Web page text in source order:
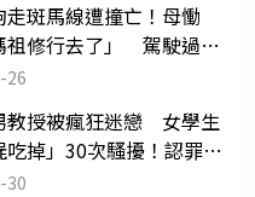
走斑馬線遭撞亡！母慟
祖修行去了」 駕駛過失
26
教授被瘋狂迷戀 女學生
吃掉」30次騷擾！認罪免
30